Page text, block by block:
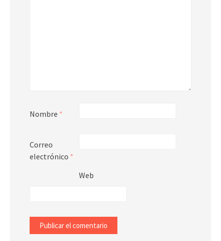
Nombre *
Correo
electrónico *
Web